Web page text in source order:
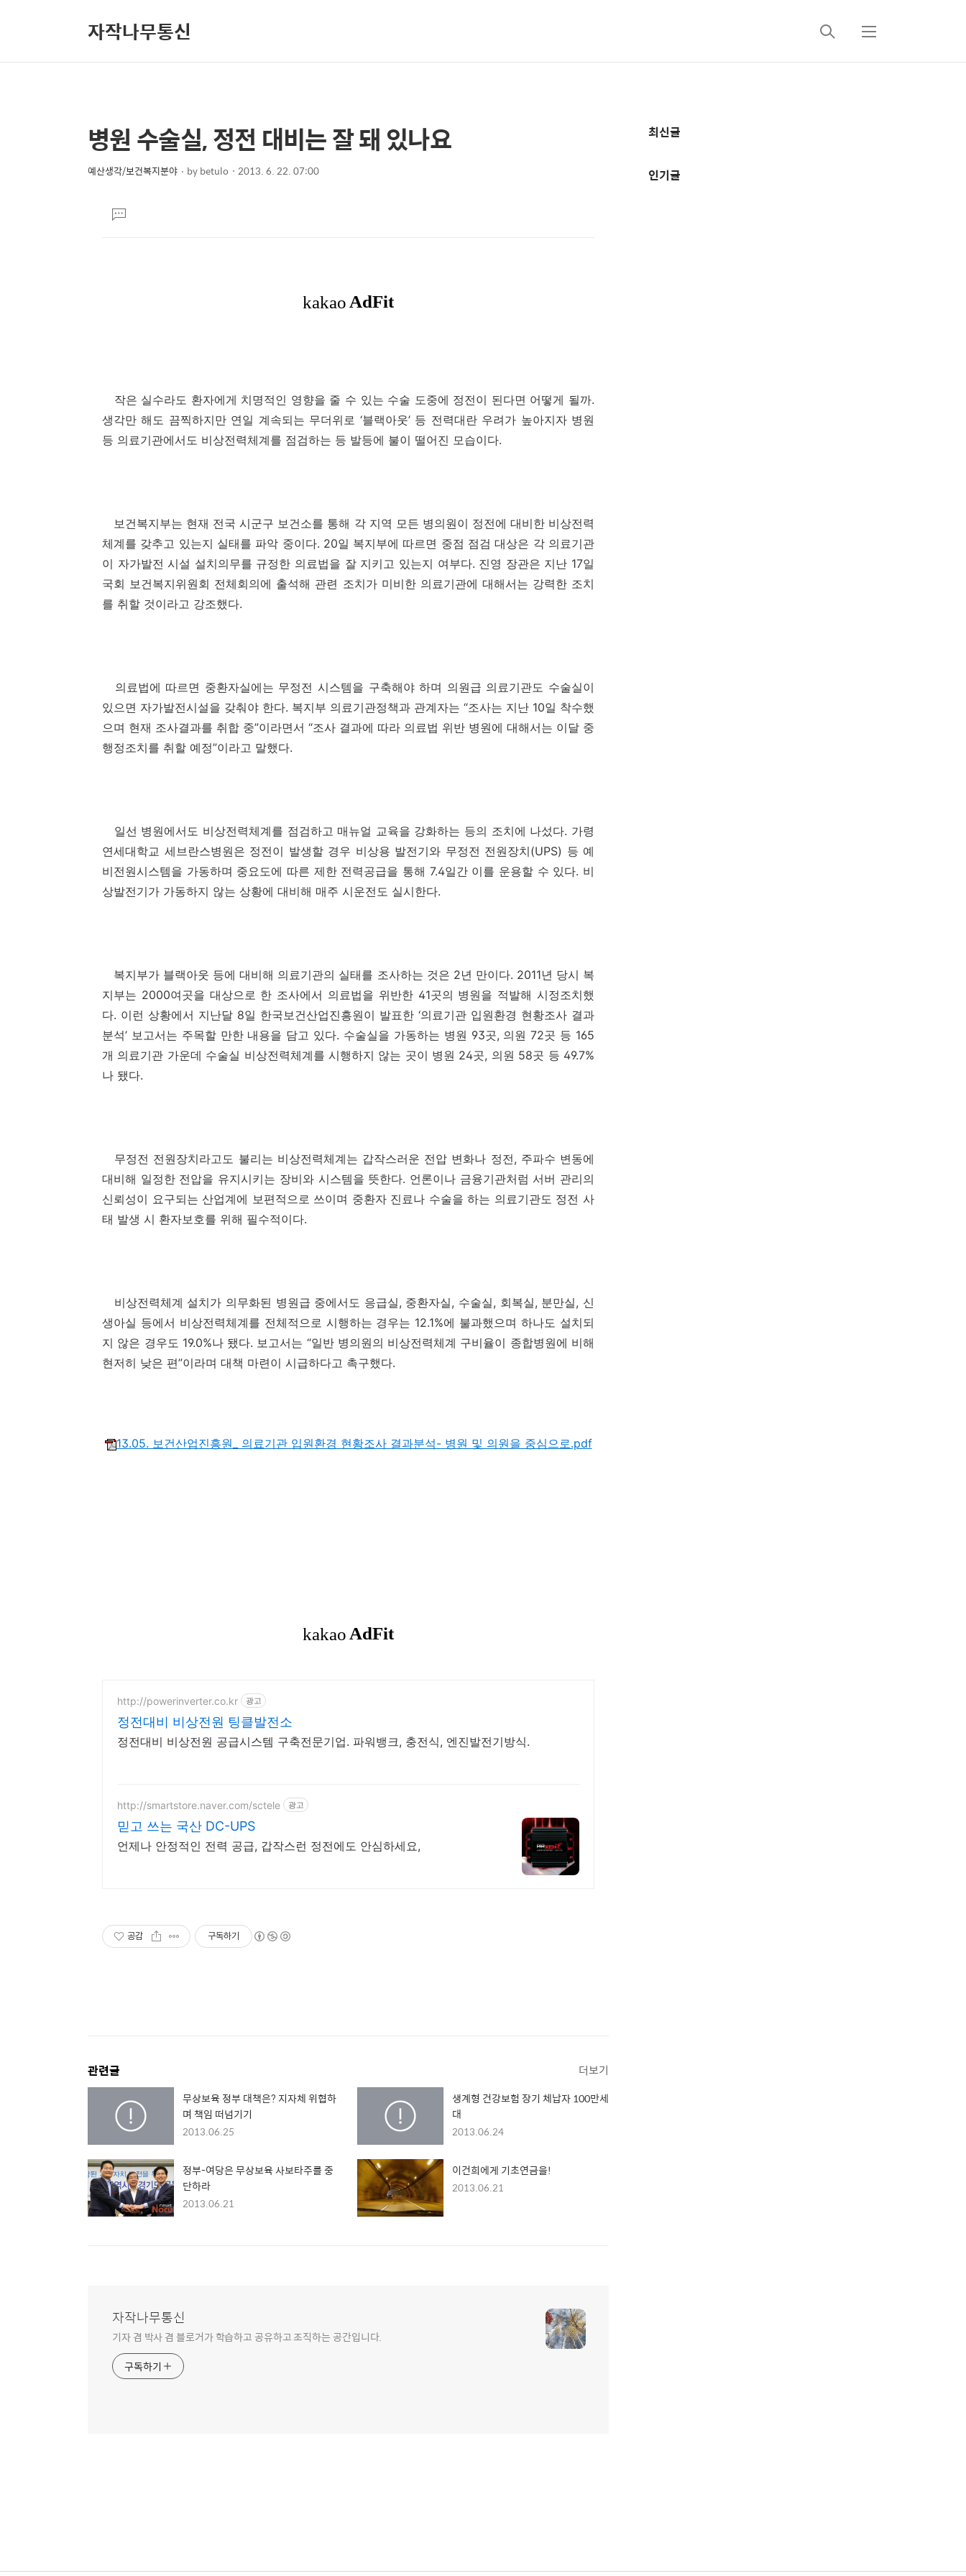
자작나무통신
검
메
상
세
컨
본
문
제
병원 수술실, 정전 대비는 잘 돼 있나요
예산생각/보건복지분야 bybetulo 2013. 6. 22. 07:00
댓
글
작은 실수라도 환자에게 치명적인 영향을 줄 수 있는 수술 도중에 정전이 된다면 어떻게 될까.
생각만 해도 끔찍하지만 연일 계속되는 무더위로 ‘블랙아웃’ 등 전력대란 우려가 높아지자 병원
등 의료기관에서도 비상전력체계를 점검하는 등 발등에 불이 떨어진 모습이다.
보건복지부는 현재 전국 시군구 보건소를 통해 각 지역 모든 병의원이 정전에 대비한 비상전력
체계를 갖추고 있는지 실태를 파악 중이다. 20일 복지부에 따르면 중점 점검 대상은 각 의료기관
이 자가발전 시설 설치의무를 규정한 의료법을 잘 지키고 있는지 여부다. 진영 장관은 지난 17일
국회 보건복지위원회 전체회의에 출석해 관련 조치가 미비한 의료기관에 대해서는 강력한 조치
를 취할 것이라고 강조했다.
의료법에 따르면 중환자실에는 무정전 시스템을 구축해야 하며 의원급 의료기관도 수술실이
있으면 자가발전시설을 갖춰야 한다. 복지부 의료기관정책과 관계자는 “조사는 지난 10일 착수했
으며 현재 조사결과를 취합 중”이라면서 “조사 결과에 따라 의료법 위반 병원에 대해서는 이달 중
행정조치를 취할 예정”이라고 말했다.
일선 병원에서도 비상전력체계를 점검하고 매뉴얼 교육을 강화하는 등의 조치에 나섰다. 가령
연세대학교 세브란스병원은 정전이 발생할 경우 비상용 발전기와 무정전 전원장치(UPS) 등 예
비전원시스템을 가동하며 중요도에 따른 제한 전력공급을 통해 7.4일간 이를 운용할 수 있다. 비
상발전기가 가동하지 않는 상황에 대비해 매주 시운전도 실시한다.
복지부가 블랙아웃 등에 대비해 의료기관의 실태를 조사하는 것은 2년 만이다. 2011년 당시 복
지부는 2000여곳을 대상으로 한 조사에서 의료법을 위반한 41곳의 병원을 적발해 시정조치했
다. 이런 상황에서 지난달 8일 한국보건산업진흥원이 발표한 ‘의료기관 입원환경 현황조사 결과
분석’ 보고서는 주목할 만한 내용을 담고 있다. 수술실을 가동하는 병원 93곳, 의원 72곳 등 165
개 의료기관 가운데 수술실 비상전력체계를 시행하지 않는 곳이 병원 24곳, 의원 58곳 등 49.7%
나 됐다.
무정전 전원장치라고도 불리는 비상전력체계는 갑작스러운 전압 변화나 정전, 주파수 변동에
대비해 일정한 전압을 유지시키는 장비와 시스템을 뜻한다. 언론이나 금융기관처럼 서버 관리의
신뢰성이 요구되는 산업계에 보편적으로 쓰이며 중환자 진료나 수술을 하는 의료기관도 정전 사
태 발생 시 환자보호를 위해 필수적이다.
비상전력체계 설치가 의무화된 병원급 중에서도 응급실, 중환자실, 수술실, 회복실, 분만실, 신
생아실 등에서 비상전력체계를 전체적으로 시행하는 경우는 12.1%에 불과했으며 하나도 설치되
지 않은 경우도 19.0%나 됐다. 보고서는 “일반 병의원의 비상전력체계 구비율이 종합병원에 비해
현저히 낮은 편”이라며 대책 마련이 시급하다고 촉구했다.
13.05. 보건산업진흥원_ 의료기관 입원환경 현황조사 결과분석- 병원 및 의원을 중심으로.pdf
http://powerinverter.co.kr 광고
정전대비 비상전원 팅클발전소
정전대비 비상전원 공급시스템 구축전문기업. 파워뱅크, 충전식, 엔진발전기방식.
http://smartstore.naver.com/sctele 광고
믿고 쓰는 국산 DC-UPS
언제나 안정적인 전력 공급, 갑작스런 정전에도 안심하세요,
공감 구독하기
관련글 더보기
무상보육 정부 대책은? 지자체 위협하
며 책임 떠넘기기
2013.06.25
생계형 건강보험 장기 체납자 100만세
대
2013.06.24
정부-여당은 무상보육 사보타주를 중
단하라
2013.06.21
이건희에게 기초연금을!
2013.06.21
자작나무통신
기자 겸 박사 겸 블로거가 학습하고 공유하고 조직하는 공간입니다.
구독하기
추
정
최신글
인기글